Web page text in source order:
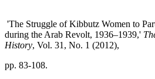
'The Struggle of Kibbutz Women to
during the Arab Revolt, 1936–1939,'
History, Vol. 31, No. 1 (2012),
pp. 83-108.